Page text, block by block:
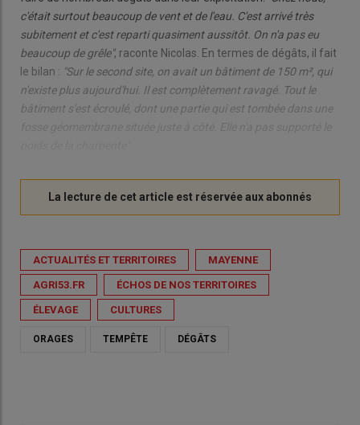
c'était surtout beaucoup de vent et de l'eau. C'est arrivé très
subitement et c'est reparti quasiment aussitôt. On n'a pas eu
beaucoup de grêle", raconte Nicolas. En termes de dégâts, il fait
le bilan : "Sur le second site, on avait un bâtiment de 150 m², qui
n'existe plus aujourd'hui. Il est complètement ravagé. Tout le
bâtiment s'est écroulé, dont une partie qui est tombée dans une
ACTUALITÉS ET TERRITOIRES MAYENNE
AGRI53.FR ÉCHOS DE NOS TERRITOIRES
ÉLEVAGE CULTURES
ORAGES TEMPÊTE DÉGÂTS